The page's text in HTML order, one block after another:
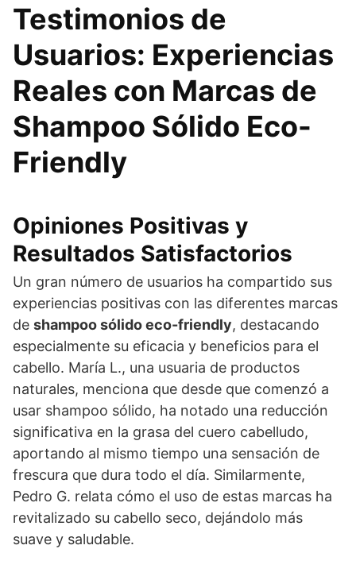
Testimonios de
Usuarios: Experiencias
Reales con Marcas de
Shampoo Sólido Eco-
Friendly
Opiniones Positivas y
Resultados Satisfactorios
Un gran número de usuarios ha compartido sus
experiencias positivas con las diferentes marcas
de shampoo sólido eco-friendly, destacando
especialmente su eficacia y beneficios para el
cabello. María L., una usuaria de productos
naturales, menciona que desde que comenzó a
usar shampoo sólido, ha notado una reducción
significativa en la grasa del cuero cabelludo,
aportando al mismo tiempo una sensación de
frescura que dura todo el día. Similarmente,
Pedro G. relata cómo el uso de estas marcas ha
revitalizado su cabello seco, dejándolo más
suave y saludable.